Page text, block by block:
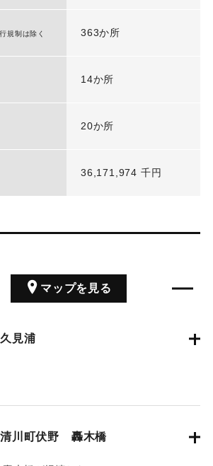
規制は除く 363か所
14か所
20か所
36,171,974 千円
マップを見る
見浦
清川町伏野 轟木橋